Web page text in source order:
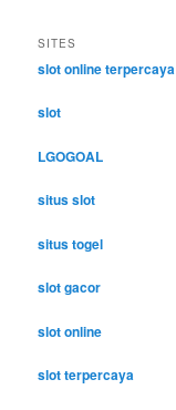
SITES
slot online terpercaya
slot
LGOGOAL
situs slot
situs togel
slot gacor
slot online
slot terpercaya